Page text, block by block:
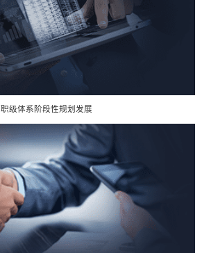
职级体系阶段性规划发展